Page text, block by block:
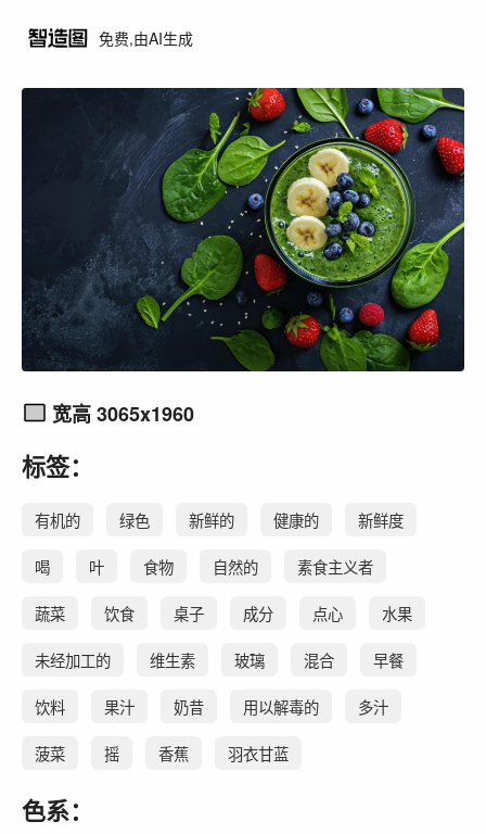
免费,由AI生成
宽高 3065x1960
标签：
有机的 绿色 新鲜的 健康的 新鲜度
喝 叶 食物 自然的 素食主义者
蔬菜 饮食 桌子 成分 点心 水果
未经加工的 维生素 玻璃 混合 早餐
饮料 果汁 奶昔 用以解毒的 多汁
菠菜 摇 香蕉 羽衣甘蓝
色系：